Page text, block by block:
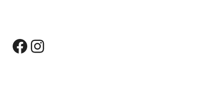
Facebook
Instagram